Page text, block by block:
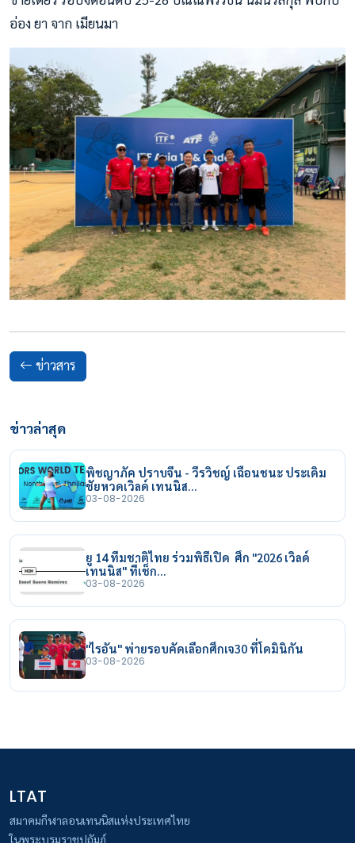
อ่อง ยา จาก เมียนมา
ข่าวสาร
ข่าวล่าสุด
พิชญาภัค ปราบจีน - วีรวิชญ์ เฉือนชนะ ประเดิม
ชัยหวดเวิลด์ เทนนิส…
03-08-2026
ยู 14 ทีมชาติไทย ร่วมพิธีเปิด ศึก "2026 เวิลด์
เทนนิส" ที่เช็ก…
03-08-2026
"ไรอัน" พ่ายรอบคัดเลือกศึกเจ30 ที่โดมินิกัน
03-08-2026
LTAT
สมาคมกีฬาลอนเทนนิสแห่งประเทศไทย
ในพระบรมราชูปถัมภ์